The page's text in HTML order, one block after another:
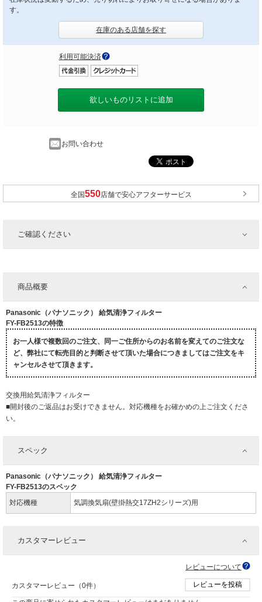
す。
在庫のある店舗を探す
利用可能決済
欲しいものリストに追加
お問い合わせ
全国 店舗で安心アフターサービス
ご確認ください
商品概要
Panasonic（パナソニック） 給気清浄フィルター
FY-FB2513の特徴
お一人様で複数回のご注文、同一ご住所からのお名前を変えてのご注文な
ど、弊社にて転売目的と判断させて頂いた場合につきましてはご注文をキ
ャンセルさせて頂きます。
交換用給気清浄フィルター
■開封後のご返品はお受けできません。対応機種をお確かめの上ご注文くださ
い。
スペック
Panasonic（パナソニック） 給気清浄フィルター
FY-FB2513のスペック
対応機種
気調換気扇(壁掛熱交17ZH2シリーズ)用
カスタマーレビュー
レビューについて
カスタマーレビュー（0件） レビューを投稿